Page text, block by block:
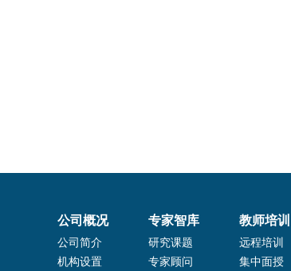
公司概况
公司简介
机构设置
专家智库
研究课题
专家顾问
教师培训
远程培训
集中面授